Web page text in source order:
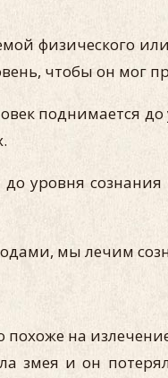
физического
чтобы он мог
поднимается
уровня
мы лечим
на
змея и он